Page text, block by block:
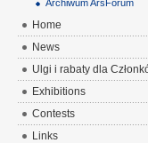
Archiwum ArsForum
Home
News
Ulgi i rabaty dla
Exhibitions
Contests
Links